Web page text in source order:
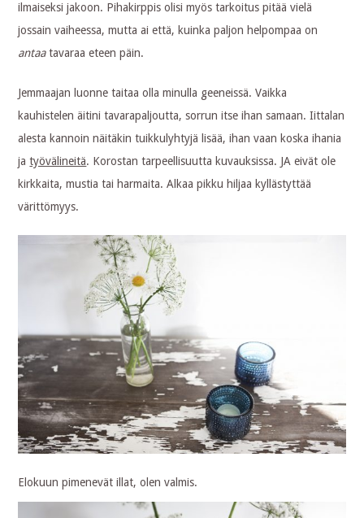
ilmaiseksi jakoon. Pihakirppis olisi myös tarkoitus pitää vielä
jossain vaiheessa, mutta ai että, kuinka paljon helpompaa on
antaatavaraa eteen päin.
Jemmaajan luonne taitaa olla minulla geeneissä. Vaikka
kauhistelen äitini tavarapaljoutta, sorrun itse ihan samaan. Iittalan
alesta kannoin näitäkin tuikkulyhtyjä lisää, ihan vaan koska ihania
jatyövälineitä. Korostan tarpeellisuutta kuvauksissa. JA eivät ole
kirkkaita, mustia tai harmaita. Alkaa pikku hiljaa kyllästyttää
värittömyys.
Elokuun pimenevät illat, olen valmis.